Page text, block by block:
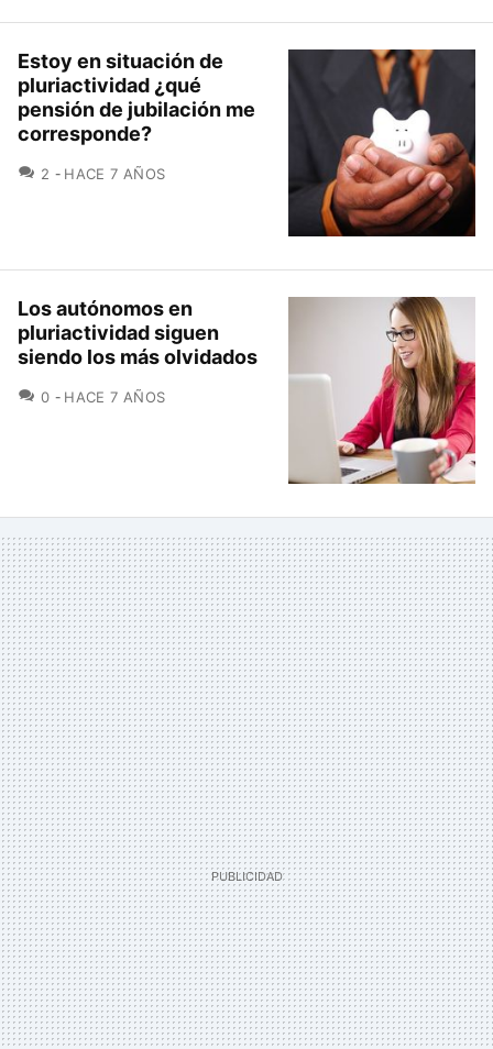
Estoy en situación de
pluriactividad ¿qué
pensión de jubilación me
corresponde?
2 COMENTARIOS
HACE 7 AÑOS
Los autónomos en
pluriactividad siguen
siendo los más olvidados
0 COMENTARIOS
HACE 7 AÑOS